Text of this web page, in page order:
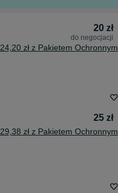
20 zł
do negocjacji
24,20 zł z Pakietem Ochronnym
25 zł
29,38 zł z Pakietem Ochronnym